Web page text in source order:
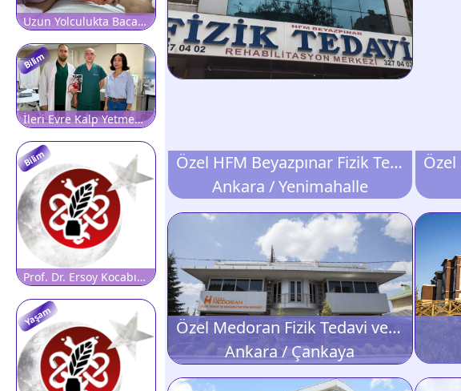
Uzun Yolculukta Bacağınızdaki Bu Belirtiye Dikkat! Pıhtının İlk İşareti Olabilir
Bilim
İleri Evre Kalp Yetmezliği Hastaları İçin Yerli Yapay Kalp
Bilim
Prof. Dr. Ersoy Kocabıçak: 'Beyin sağlığını korumak, hastalıkları tedavi etmek kadar önemlidir'
Yaşam
Özel HFM Beyazpınar Fizik Tedavi ve Rehabilitasyon Merkezi
Ankara / Yenimahalle
Özel Medoran Fizik Tedavi ve Rehabilitasyon Merkezi
Ankara / Çankaya